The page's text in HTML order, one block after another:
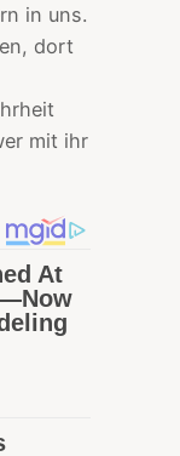
in uns.
dort
mit ihr